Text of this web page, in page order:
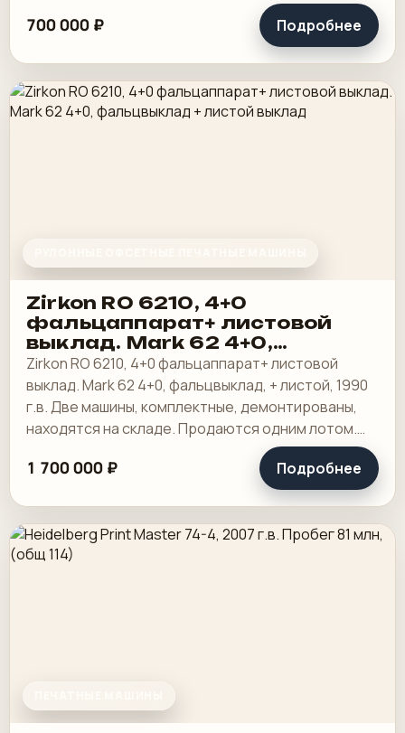
700 000 ₽ Подробнее
Zirkon RO 6210, 4+0
фальцаппарат+ листовой
выклад. Мark 62 4+0,
фальцвыклад + листой
выклад
Zirkon RO 6210, 4+0 фальцаппарат+ листовой
выклад. Мark 62 4+0, фальцвыклад, + листой, 1990
г.в. Две машины, комплектные, демонтированы,
находятся на складе. Продаются одним лотом.
1 700 000 ₽ Подробнее